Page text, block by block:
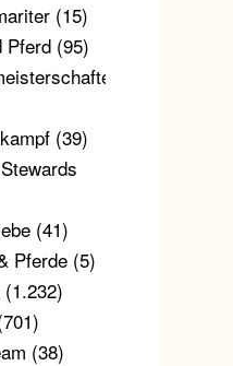
(15)
Pferd(95)
(39)
(41)
Pferde(5)
(1.232)
(38)